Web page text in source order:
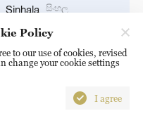
Sinhala සිංහල
Spanish Español
Swahili Kiswahili
Policy
to our use of cookies, revised
change your cookie settings
I agree